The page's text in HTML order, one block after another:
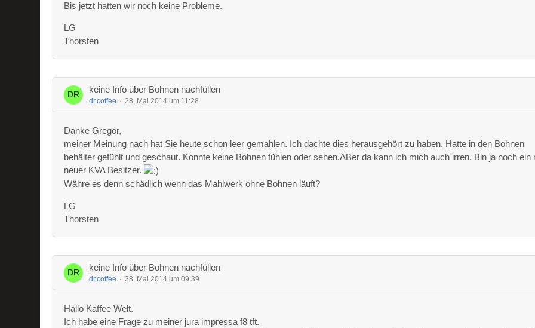
Bis jetzt hatten wir noch keine Probleme.
LG
Thorsten
keine Info über Bohnen nachfüllen
dr.coffee 28. Mai 2014 um 11:28
Danke Gregor,
meiner Meinung nach hat Sie heute schon leer gemahlen. Ich dachte dies herausgehört zu haben. Hatte in den Bohnen
behälter gefühlt und geschaut. Konnte keine Bohnen fühlen oder sehen.ABer da kann ich mich auch irren. Bin ja noch ein
neuer KVA Besitzer.
Währe es denn schädlich wenn das Mahlwerk ohne Bohnen läuft?
LG
Thorsten
keine Info über Bohnen nachfüllen
dr.coffee 28. Mai 2014 um 09:39
Hallo Kaffee Welt.
Ich habe eine Frage zu meiner jura impressa f8 tft.